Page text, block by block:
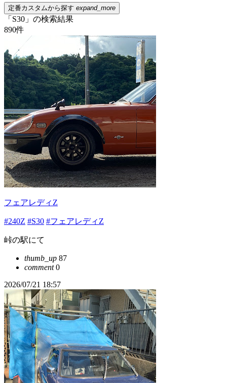
定番カスタムから探す expand_more
「S30」の検索結果
890件
フェアレディZ
#240Z #S30 #フェアレディZ
峠の駅にて
thumb_up 87
comment0
2026/07/21 18:57